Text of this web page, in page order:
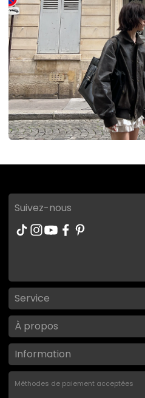
Suivez-nous
Service
À propos
Information
Méthodes de paiement acceptées